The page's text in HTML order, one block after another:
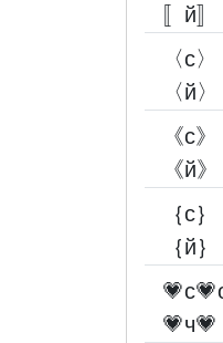
〚й
〈с
〈й
《с
《й
｛с
｛й
💗ч💗